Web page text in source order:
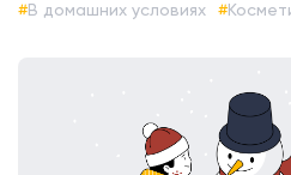
В домашних условиях